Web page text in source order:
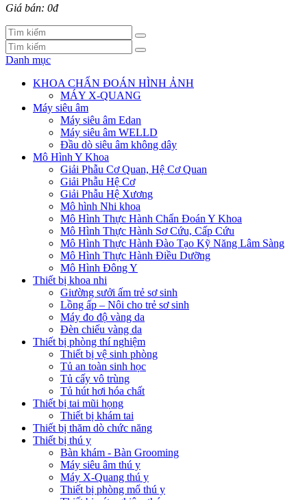
Giá bán: 0đ
Danh mục
KHOA CHẨN ĐOÁN HÌNH ẢNH
MÁY X-QUANG
Máy siêu âm
Máy siêu âm Edan
Máy siêu âm WELLD
Đầu dò siêu âm không dây
Mô Hình Y Khoa
Giải Phẫu Cơ Quan, Hệ Cơ Quan
Giải Phẫu Hệ Cơ
Giải Phẫu Hệ Xương
Mô hình Nhi khoa
Mô Hình Thực Hành Chẩn Đoán Y Khoa
Mô Hình Thực Hành Sơ Cứu, Cấp Cứu
Mô Hình Thực Hành Đào Tạo Kỹ Năng Lâm Sàng
Mô Hình Thực Hành Điều Dưỡng
Mô Hình Đông Y
Thiết bị khoa nhi
Giường sưởi ấm trẻ sơ sinh
Lồng ấp – Nôi cho trẻ sơ sinh
Máy đo độ vàng da
Đèn chiếu vàng da
Thiết bị phòng thí nghiệm
Thiết bị vệ sinh phòng
Tủ an toàn sinh học
Tủ cấy vô trùng
Tủ hút hơi hóa chất
Thiết bị tai mũi họng
Thiết bị khám tai
Thiết bị thăm dò chức năng
Thiết bị thú y
Bàn khám - Bàn Grooming
Máy siêu âm thú y
Máy X-Quang thú y
Thiết bị phòng mổ thú y